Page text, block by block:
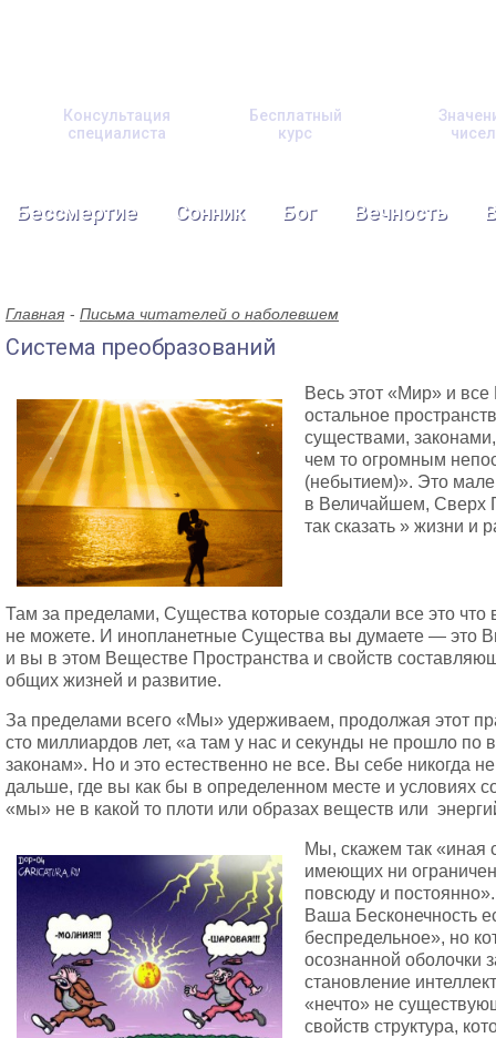
Консультация
специалиста
Бесплатный
курс
чисел
Бессмертие Сонник Бог Вечность
Главная Письма читателей о наболевшем
Система преобразований
Весь этот «Мир» и все
остальное
существами,
чем то огромным
(небытием)». Это
в Величайшем, Сверх
так сказать » жизни и
Там за пределами, Существа которые создали все это
не можете. И инопланетные Существа вы думаете — это
и вы в этом Веществе Пространства и свойств
общих жизней и развитие.
За пределами всего «Мы» удерживаем, продолжая этот
сто миллиардов лет, «а там у нас и секунды не прошло
законам». Но и это естественно не все. Вы себе никогда
дальше, где вы как бы в определенном месте и условиях
«мы» не в какой то плоти или образах веществ или
Мы, скажем так «иная
имеющих ни
повсюду и постоянно».
Ваша Бесконечность
беспредельное», но
осознанной оболочки
становление
«нечто» не
свойств структура,